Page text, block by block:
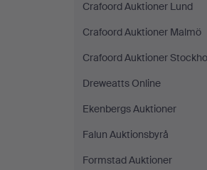
Crafoord Auktioner Lund
Crafoord Auktioner Malmö
Crafoord Auktioner
Dreweatts Online
Ekenbergs Auktioner
Falun Auktionsbyrå
Formstad Auktioner